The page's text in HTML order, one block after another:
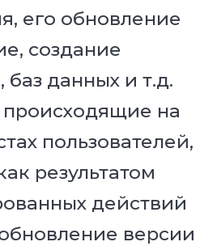
его обновление
создание
баз данных и т.д.
на
пользователей,
результатом
действий
версии